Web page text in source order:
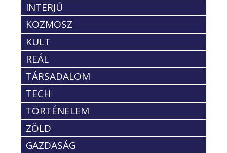
INTERJÚ
KOZMOSZ
KULT
REÁL
TÁRSADALOM
TECH
TÖRTÉNELEM
ZÖLD
GAZDASÁG